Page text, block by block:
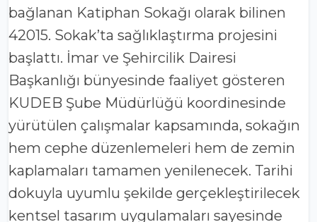
bağlanan Katiphan Sokağı olarak bilinen
42015. Sokak’ta sağlıklaştırma projesini
başlattı. İmar ve Şehircilik Dairesi
Başkanlığı bünyesinde faaliyet gösteren
KUDEB Şube Müdürlüğü koordinesinde
yürütülen çalışmalar kapsamında, sokağın
hem cephe düzenlemeleri hem de zemin
kaplamaları tamamen yenilenecek. Tarihi
dokuyla uyumlu şekilde gerçekleştirilecek
kentsel tasarım uygulamaları sayesinde